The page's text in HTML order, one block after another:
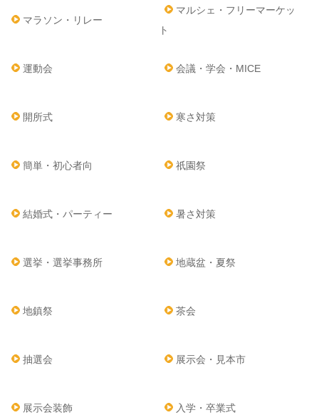
マラソン・リレー
マルシェ・フリーマーケッ
ト
運動会 会議・学会・MICE
開所式 寒さ対策
簡単・初心者向 祇園祭
結婚式・パーティー 暑さ対策
選挙・選挙事務所 地蔵盆・夏祭
地鎮祭 茶会
抽選会 展示会・見本市
展示会装飾 入学・卒業式